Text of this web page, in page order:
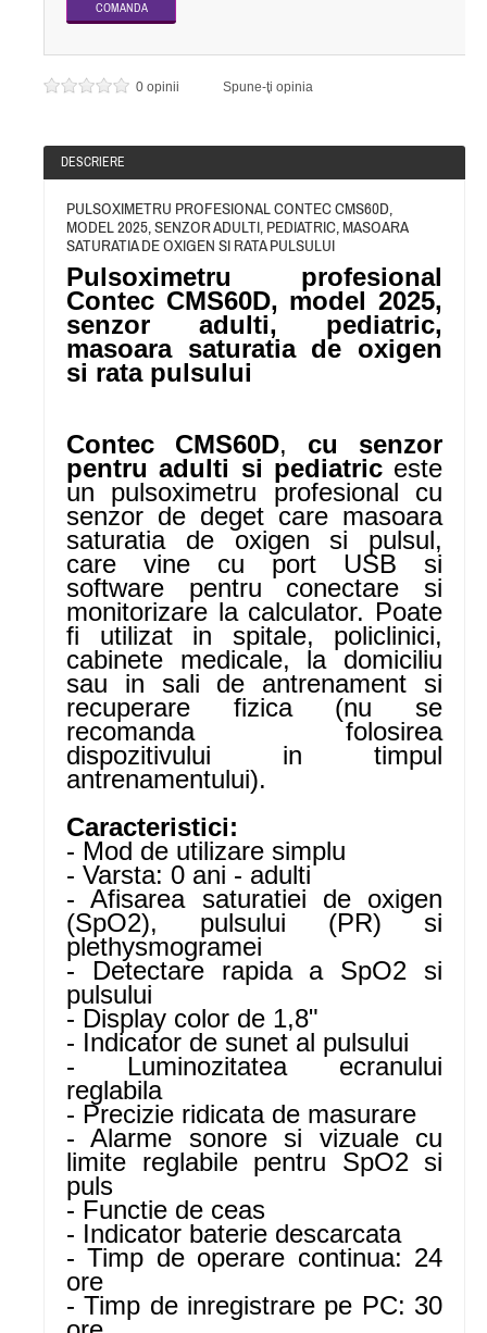
0 opinii Spune-ţi opinia
DESCRIERE
PULSOXIMETRU PROFESIONAL CONTEC CMS60D,
MODEL 2025, SENZOR ADULTI, PEDIATRIC, MASOARA
SATURATIA DE OXIGEN SI RATA PULSULUI
Pulsoximetru profesional
Contec CMS60D, model 2025,
senzor adulti, pediatric,
masoara saturatia de oxigen
si rata pulsului
Contec CMS60D, cu senzor
pentru adulti si pediatric este
un pulsoximetru profesional cu
senzor de deget care masoara
saturatia de oxigen si pulsul,
care vine cu port USB si
software pentru conectare si
monitorizare la calculator. Poate
fi utilizat in spitale, policlinici,
cabinete medicale, la domiciliu
sau in sali de antrenament si
recuperare fizica (nu se
recomanda folosirea
dispozitivului in timpul
antrenamentului).
Caracteristici:
- Mod de utilizare simplu
- Varsta: 0 ani - adulti
- Afisarea saturatiei de oxigen
(SpO2), pulsului (PR) si
plethysmogramei
- Detectare rapida a SpO2 si
pulsului
- Display color de 1,8"
- Indicator de sunet al pulsului
- Luminozitatea ecranului
reglabila
- Precizie ridicata de masurare
- Alarme sonore si vizuale cu
limite reglabile pentru SpO2 si
puls
- Functie de ceas
- Indicator baterie descarcata
- Timp de operare continua: 24
ore
- Timp de inregistrare pe PC: 30